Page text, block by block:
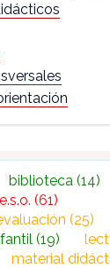
biblioteca(14)
e.s.o.(61)
(25)
(19)
material